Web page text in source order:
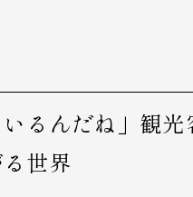
るんだね」観
世界